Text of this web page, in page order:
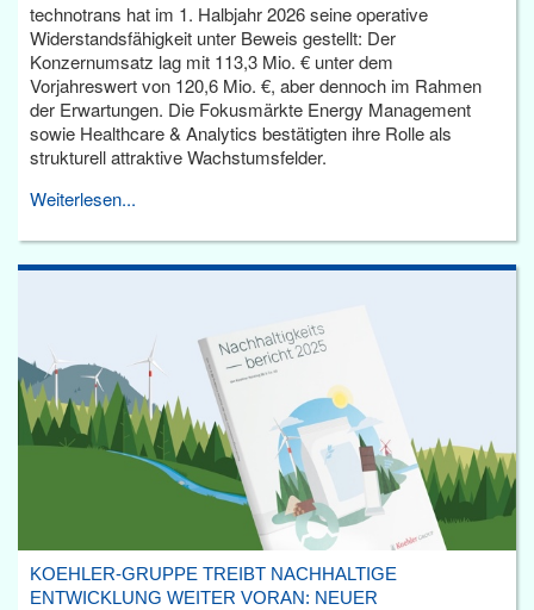
technotrans hat im 1. Halbjahr 2026 seine operative
Widerstandsfähigkeit unter Beweis gestellt: Der
Konzernumsatz lag mit 113,3 Mio. € unter dem
Vorjahreswert von 120,6 Mio. €, aber dennoch im Rahmen
der Erwartungen. Die Fokusmärkte Energy Management
sowie Healthcare & Analytics bestätigten ihre Rolle als
strukturell attraktive Wachstumsfelder.
Weiterlesen...
KOEHLER-GRUPPE TREIBT NACHHALTIGE
ENTWICKLUNG WEITER VORAN: NEUER